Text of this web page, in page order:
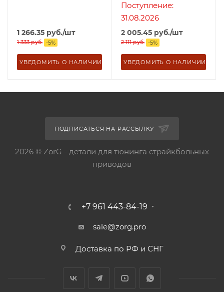
1 266.35 руб./шт
1 333руб. -5%
УВЕДОМИТЬ О НАЛИЧИИ
Поступление:
31.08.2026
2 005.45 руб./шт
2 111руб. -5%
УВЕДОМИТЬ О НАЛИЧИИ
ПОДПИСАТЬСЯ НА РАССЫЛКУ
2026 © ZorG - детали для тюнинга страйкбольных
приводов
+7 961 443-84-19
sale@zorg.pro
Доставка по РФ и СНГ